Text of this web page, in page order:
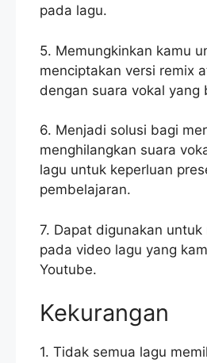
pada lagu.
5. Memungkinkan kamu
menciptakan versi remix
dengan suara vokal yang
6. Menjadi solusi bagi
menghilangkan suara
lagu untuk keperluan
pembelajaran.
7. Dapat digunakan
pada video lagu yang
Youtube.
Kekurangan
1. Tidak semua lagu